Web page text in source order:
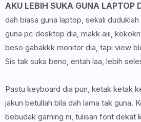
AKU LEBIH SUKA GUNA LAPTOP
dah biasa guna laptop, sekali
guna pc desktop dia, makk aiii,
beso gabakkk monitor dia, tapi view
Sis tak suka beno, entah laa, lebih
Pastu keyboard dia pun, ketak ketak
jakun betullah bila dah lama tak guna.
bebudak gaming ni, tulisan font dekat